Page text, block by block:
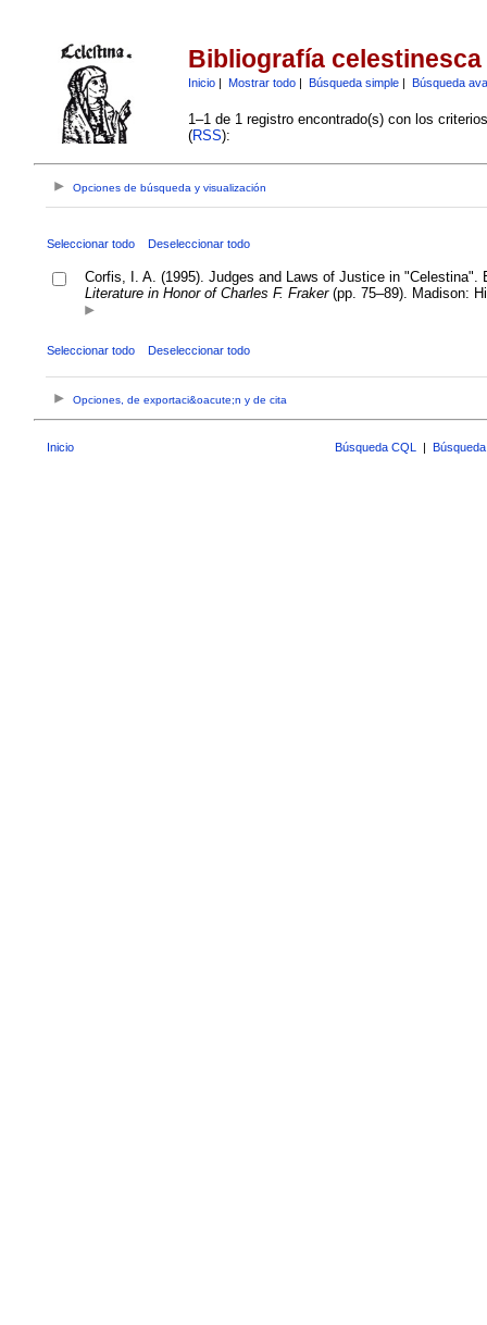
Bibliografía celestinesca
Inicio| Mostrar todo| Búsqueda simple| Búsqueda
1–1 de 1 registro encontrado(s) con los
(RSS):
Opciones de búsqueda y visualización
Seleccionar todo Deseleccionar todo
Corfis, I. A. (1995). Judges and Laws of Justice in
Literature in Honor of Charles F. Fraker(pp. 75–89). Madison:
Seleccionar todo Deseleccionar todo
Opciones, de exportaci&oacute;n y de cita
Inicio Búsqueda CQL |